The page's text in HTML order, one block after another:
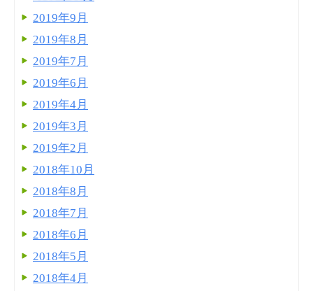
2019年9月
2019年8月
2019年7月
2019年6月
2019年4月
2019年3月
2019年2月
2018年10月
2018年8月
2018年7月
2018年6月
2018年5月
2018年4月